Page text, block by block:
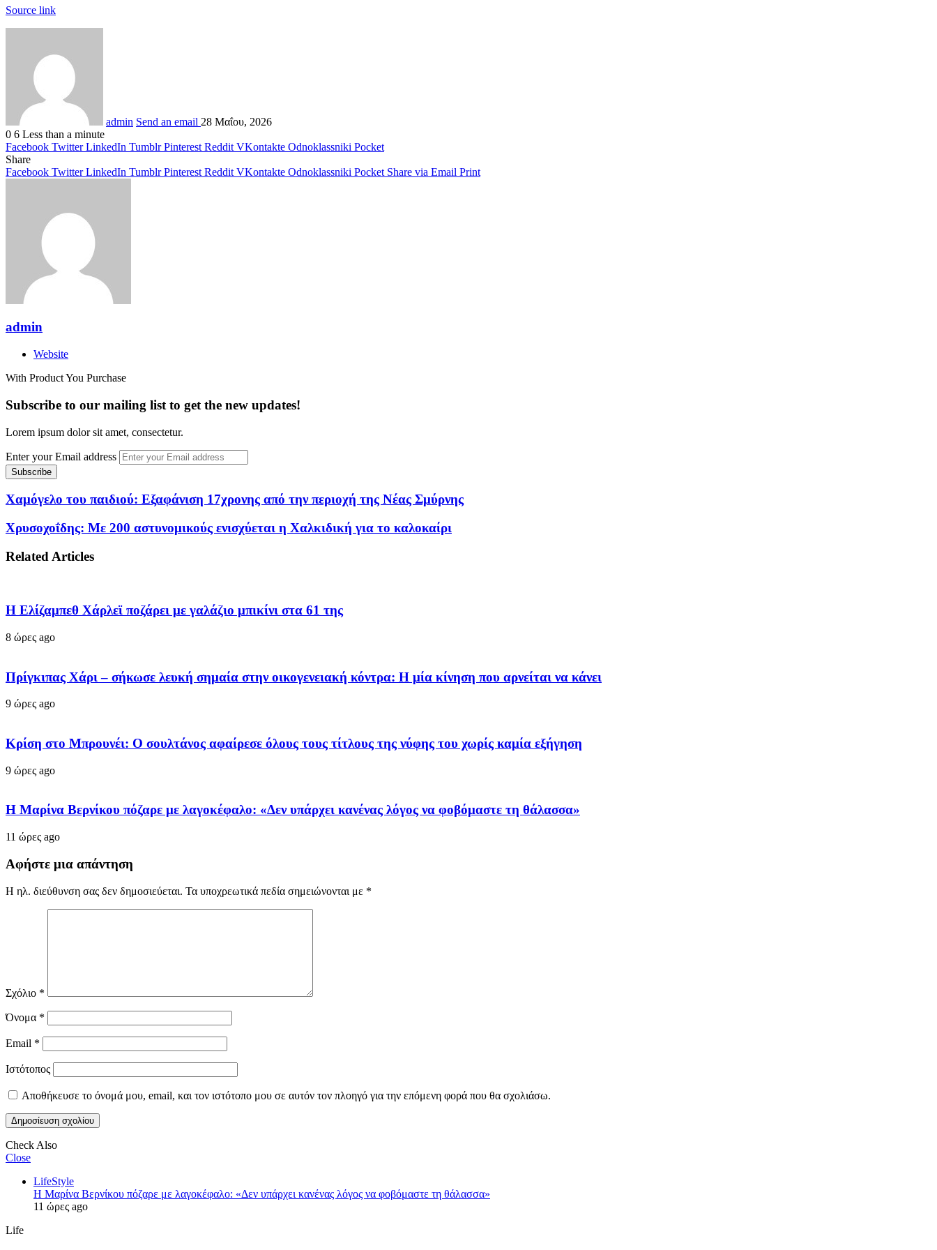
Source link
admin Send an email 28 Μαΐου, 2026
0 6 Less than a minute
Facebook Twitter LinkedIn Tumblr Pinterest Reddit VKontakte Odnoklassniki Pocket
Share
Facebook Twitter LinkedIn Tumblr Pinterest Reddit VKontakte Odnoklassniki Pocket Share via Email Print
admin
Website
With Product You Purchase
Subscribe to our mailing list to get the new updates!
Lorem ipsum dolor sit amet, consectetur.
Enter your Email address
Χαμόγελο του παιδιού: Εξαφάνιση 17χρονης από την περιοχή της Νέας Σμύρνης
Χρυσοχοΐδης: Mε 200 αστυνομικούς ενισχύεται η Χαλκιδική για το καλοκαίρι
Related Articles
Η Ελίζαμπεθ Χάρλεϊ ποζάρει με γαλάζιο μπικίνι στα 61 της
8 ώρες ago
Πρίγκιπας Χάρι – σήκωσε λευκή σημαία στην οικογενειακή κόντρα: Η μία κίνηση που αρνείται να κάνει
9 ώρες ago
Κρίση στο Μπρουνέι: Ο σουλτάνος αφαίρεσε όλους τους τίτλους της νύφης του χωρίς καμία εξήγηση
9 ώρες ago
Η Μαρίνα Βερνίκου πόζαρε με λαγοκέφαλο: «Δεν υπάρχει κανένας λόγος να φοβόμαστε τη θάλασσα»
11 ώρες ago
Αφήστε μια απάντηση
Η ηλ. διεύθυνση σας δεν δημοσιεύεται. Τα υποχρεωτικά πεδία σημειώνονται με *
Σχόλιο *
Όνομα *
Email *
Ιστότοπος
Αποθήκευσε το όνομά μου, email, και τον ιστότοπο μου σε αυτόν τον πλοηγό για την επόμενη φορά που θα σχολιάσω.
Check Also
Close
LifeStyle
Η Μαρίνα Βερνίκου πόζαρε με λαγοκέφαλο: «Δεν υπάρχει κανένας λόγος να φοβόμαστε τη θάλασσα»
11 ώρες ago
Life